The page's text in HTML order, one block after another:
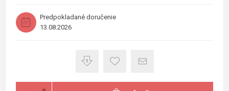
Predpokladané doručenie
13.08.2026